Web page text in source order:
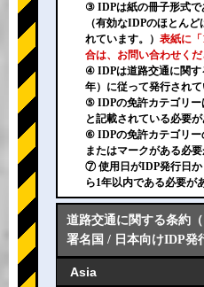
③ IDPは紙の冊子形式で
（有効なIDPのほとん
れています。） 表紙に
合は、お問い合わせくだ
④ IDPは道路交通に関す
年）に従って発行されて
⑤ IDPの免許カテゴリ
と記載されている必要が
⑥ IDPの免許カテゴリー
またはマークがある必要
⑦ 使用日がIDP発行日か
ら1年以内である必要が
道路交通に関する条約（
署名国 / 日本向けIDP発
Asia